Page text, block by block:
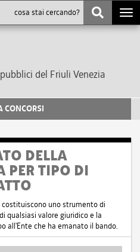
del Friuli Venezia
CONCORSI
DELLA
PER TIPO DI
uno strumento di
qualsiasi valore giuridico e la
all'Ente che ha emanato il bando.